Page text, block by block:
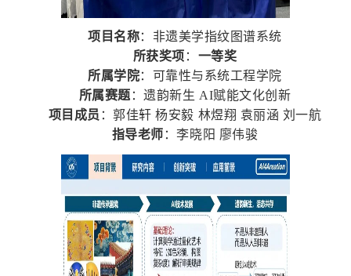
项目名称：非遗美学指纹图谱系统
所获奖项 ： 一等奖
所属学院：可靠性与系统工程学院
所属赛题 ：遗韵新生 AI赋能文化创新
项目成员 ：郭佳轩 杨安毅 林煜翔 袁丽涵 刘一航
指导老师 ：李晓阳 廖伟骏